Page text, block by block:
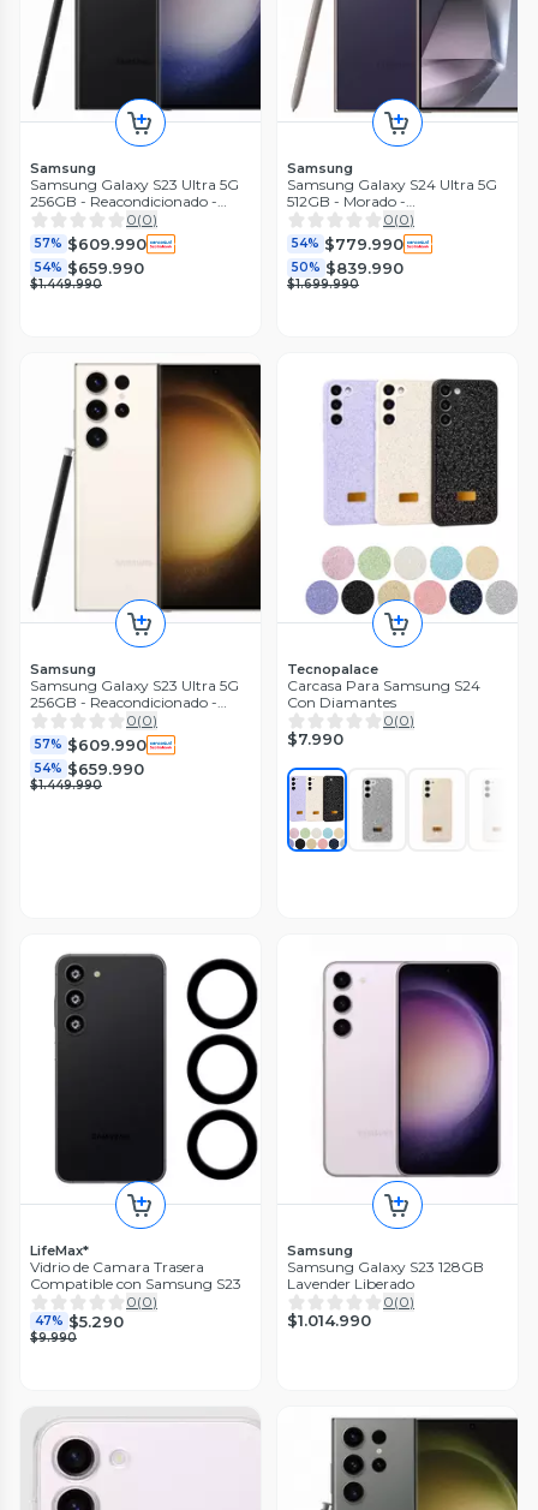
Samsung
Samsung Galaxy S23 Ultra 5G
256GB - Reacondicionado -
Negro
0(0)
57% $609.990
54% $659.990
$1.449.990
Samsung
Samsung Galaxy S24 Ultra 5G
512GB - Morado -
Reacondicionado
0(0)
54% $779.990
50% $839.990
$1.699.990
Samsung
Samsung Galaxy S23 Ultra 5G
256GB - Reacondicionado -
Blanco
0(0)
57% $609.990
54% $659.990
$1.449.990
Tecnopalace
Carcasa Para Samsung S24
Con Diamantes
0(0)
$7.990
LifeMax*
Vidrio de Camara Trasera
Compatible con Samsung S23
0(0)
47% $5.290
$9.990
Samsung
Samsung Galaxy S23 128GB
Lavender Liberado
0(0)
$1.014.990